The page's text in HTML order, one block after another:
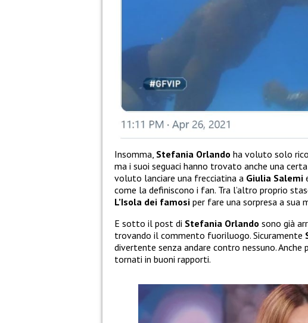
Insomma, Stefania Orlando ha voluto solo
ma i suoi seguaci hanno trovato anche una
voluto lanciare una frecciatina a Giulia Salemi
come la definiscono i fan. Tra l’altro proprio
L’Isola dei famosi per fare una sorpresa a sua
E sotto il post di Stefania Orlando sono già
trovando il commento fuoriluogo. Sicuramente
divertente senza andare contro nessuno.
tornati in buoni rapporti.